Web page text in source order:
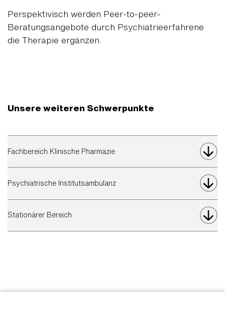
Perspektivisch werden Peer-to-peer-
Beratungsangebote durch Psychiatrieerfahrene
die Therapie ergänzen.
Unsere weiteren Schwerpunkte
Fachbereich Klinische Pharmazie
Psychiatrische Institutsambulanz
Stationärer Bereich